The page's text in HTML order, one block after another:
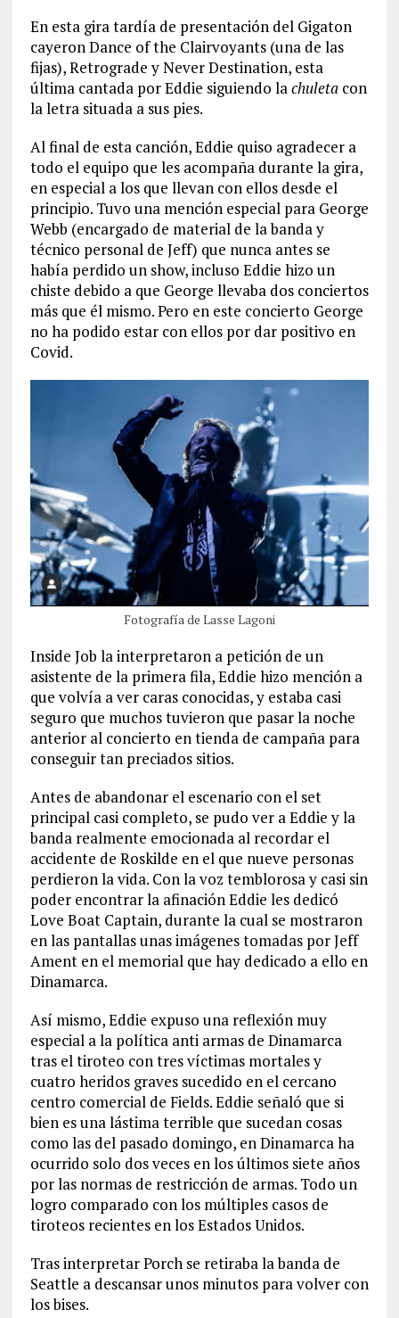
En esta gira tardía de presentación del Gigaton
cayeron Dance of the Clairvoyants (una de las
fijas), Retrograde y Never Destination, esta
última cantada por Eddie siguiendo lachuletacon
la letra situada a sus pies.
Al final de esta canción, Eddie quiso agradecer a
todo el equipo que les acompaña durante la gira,
en especial a los que llevan con ellos desde el
principio. Tuvo una mención especial para George
Webb (encargado de material de la banda y
técnico personal de Jeff) que nunca antes se
había perdido un show, incluso Eddie hizo un
chiste debido a que George llevaba dos conciertos
más que él mismo. Pero en este concierto George
no ha podido estar con ellos por dar positivo en
Covid.
Fotografía de Lasse Lagoni
Inside Job la interpretaron a petición de un
asistente de la primera fila, Eddie hizo mención a
que volvía a ver caras conocidas, y estaba casi
seguro que muchos tuvieron que pasar la noche
anterior al concierto en tienda de campaña para
conseguir tan preciados sitios.
Antes de abandonar el escenario con el set
principal casi completo, se pudo ver a Eddie y la
banda realmente emocionada al recordar el
accidente de Roskilde en el que nueve personas
perdieron la vida. Con la voz temblorosa y casi sin
poder encontrar la afinación Eddie les dedicó
Love Boat Captain, durante la cual se mostraron
en las pantallas unas imágenes tomadas por Jeff
Ament en el memorial que hay dedicado a ello en
Dinamarca.
Así mismo, Eddie expuso una reflexión muy
especial a la política anti armas de Dinamarca
tras el tiroteo con tres víctimas mortales y
cuatro heridos graves sucedido en el cercano
centro comercial de Fields. Eddie señaló que si
bien es una lástima terrible que sucedan cosas
como las del pasado domingo, en Dinamarca ha
ocurrido solo dos veces en los últimos siete años
por las normas de restricción de armas. Todo un
logro comparado con los múltiples casos de
tiroteos recientes en los Estados Unidos.
Tras interpretar Porch se retiraba la banda de
Seattle a descansar unos minutos para volver con
los bises.